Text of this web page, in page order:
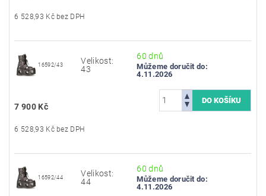
6 528,93 Kč bez DPH
16592/43
Velikost:
43
60 dnů
Můžeme doručit do:
4.11.2026
7 900 Kč
6 528,93 Kč bez DPH
16592/44
Velikost:
44
60 dnů
Můžeme doručit do:
4.11.2026